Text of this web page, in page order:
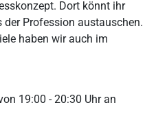
Dort könnt ihr
Profession austauschen.
haben wir auch im
19:00 - 20:30 Uhr an